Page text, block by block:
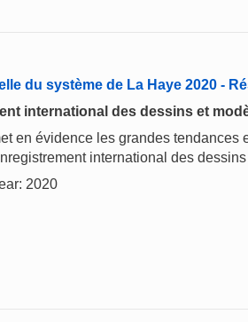
du système de La Haye 2020 -
international des dessins et
en évidence les grandes
international des
2020